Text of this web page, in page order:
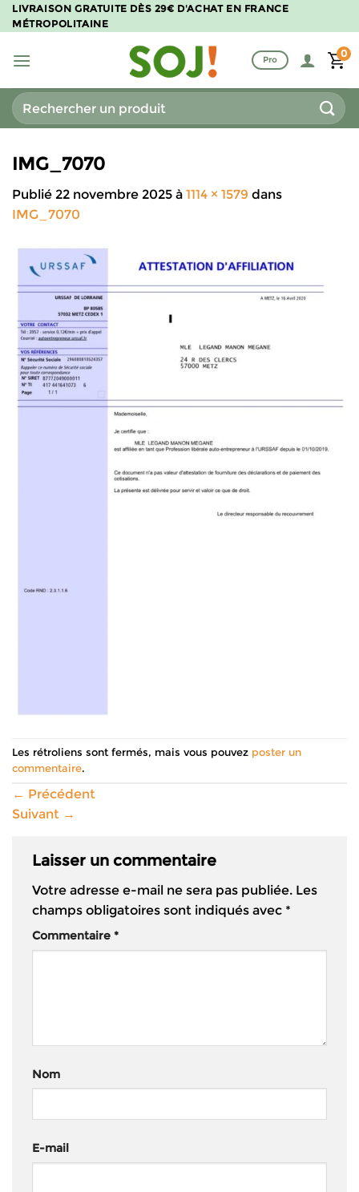
Passer
au
LIVRAISON GRATUITE DÈS 29€ D'ACHAT EN FRANCE
MÉTROPOLITAINE
Pro
0
Recherche
pour :
IMG_7070
Publié 22 novembre 2025 à 1114 × 1579 dans
IMG_7070
Les rétroliens sont fermés, mais vous pouvez poster un
commentaire.
← Précédent
Suivant →
Laisser un commentaire
Votre adresse e-mail ne sera pas publiée. Les
champs obligatoires sont indiqués avec *
Commentaire *
Nom
E-mail